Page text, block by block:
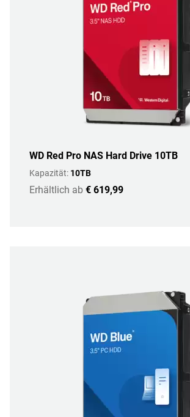
WD Red Pro NAS Hard Drive 10TB
Kapazität: 10TB
Erhältlich ab € 619,99